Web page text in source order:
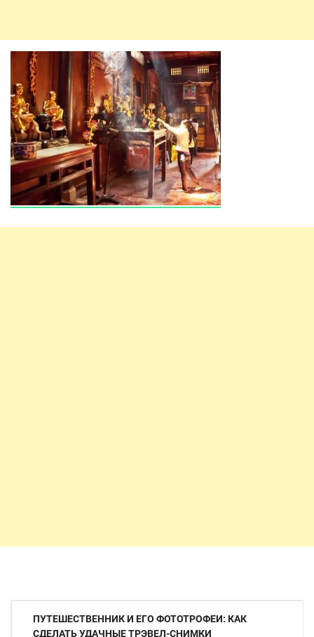
Навигация
ПУТЕШЕСТВЕННИК И ЕГО ФОТОТРОФЕИ: КАК
СДЕЛАТЬ УДАЧНЫЕ ТРЭВЕЛ-СНИМКИ